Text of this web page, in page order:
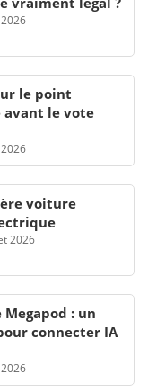
le point
avant le vote
voiture
2026
: un
connecter IA